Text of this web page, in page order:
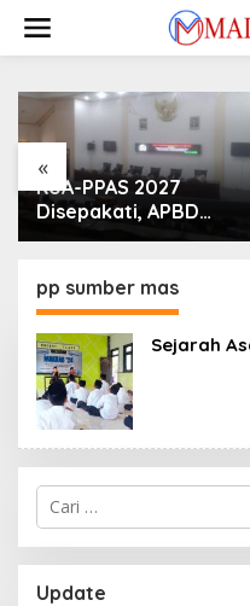
konten
«
KUA-PPAS 2027
Disepakati, APBD
Sampang Defisit Rp
pp sumber mas
Sejarah
Cari
untuk:
Update